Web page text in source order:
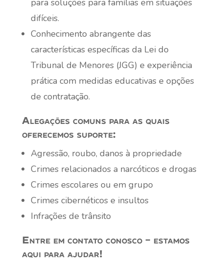
para soluções para famílias em situações
difíceis.
Conhecimento abrangente das
características específicas da Lei do
Tribunal de Menores (JGG) e experiência
prática com medidas educativas e opções
de contratação.
Alegações comuns para as quais
oferecemos suporte:
Agressão, roubo, danos à propriedade
Crimes relacionados a narcóticos e drogas
Crimes escolares ou em grupo
Crimes cibernéticos e insultos
Infrações de trânsito
Entre em contato conosco – estamos
aqui para ajudar!